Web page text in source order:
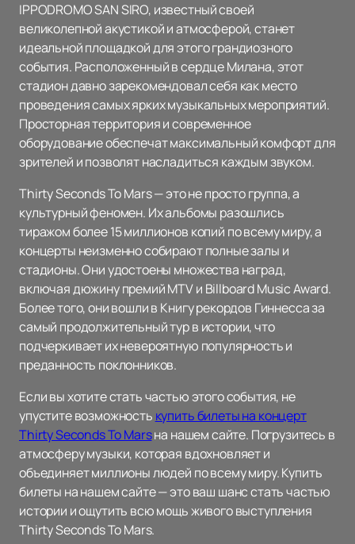
IPPODROMO SAN SIRO, известный своей
великолепной акустикой и атмосферой, станет
идеальной площадкой для этого грандиозного
события. Расположенный в сердце Милана, этот
стадион давно зарекомендовал себя как место
проведения самых ярких музыкальных мероприятий.
Просторная территория и современное
оборудование обеспечат максимальный комфорт для
зрителей и позволят насладиться каждым звуком.
Thirty Seconds To Mars — это не просто группа, а
культурный феномен. Их альбомы разошлись
тиражом более 15 миллионов копий по всему миру, а
концерты неизменно собирают полные залы и
стадионы. Они удостоены множества наград,
включая дюжину премий MTV и Billboard Music Award.
Более того, они вошли в Книгу рекордов Гиннесса за
самый продолжительный тур в истории, что
подчеркивает их невероятную популярность и
преданность поклонников.
Если вы хотите стать частью этого события, не
упустите возможность купить билеты на концерт
Thirty Seconds To Marsна нашем сайте. Погрузитесь в
атмосферу музыки, которая вдохновляет и
объединяет миллионы людей по всему миру. Купить
билеты на нашем сайте — это ваш шанс стать частью
истории и ощутить всю мощь живого выступления
Thirty Seconds To Mars.